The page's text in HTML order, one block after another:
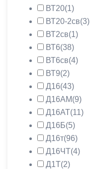
ВТ20(1)
ВТ20-2св(3)
ВТ2св(1)
ВТ6(38)
ВТ6св(4)
ВТ9(2)
Д16(43)
Д16АМ(9)
Д16АТ(11)
Д16Б(5)
Д16т(96)
Д16ЧТ(4)
Д1Т(2)